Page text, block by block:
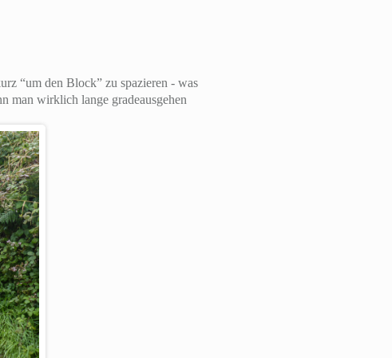
“um den Block” zu spazieren - was
man wirklich lange gradeausgehen